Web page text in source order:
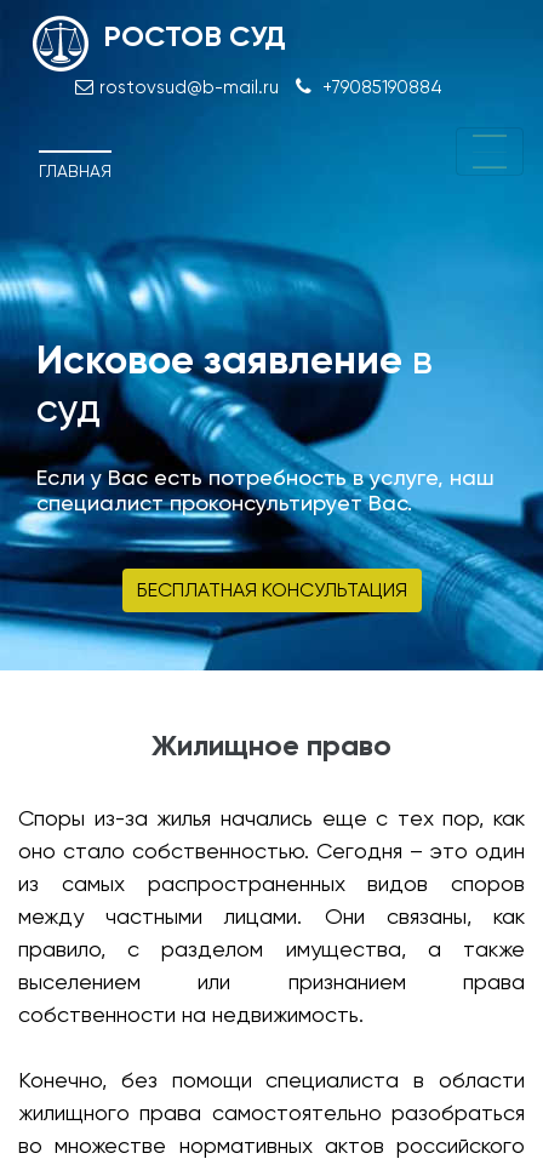
РОСТОВ СУД
rostovsud@b-mail.ru +79085190884
ГЛАВНАЯ
Исковое заявление в
суд
Если у Вас есть потребность в услуге, наш
специалист проконсультирует Вас.
БЕСПЛАТНАЯ КОНСУЛЬТАЦИЯ
Жилищное право
Споры из-за жилья начались еще с тех пор, как
оно стало собственностью. Сегодня – это один
из самых распространенных видов споров
между частными лицами. Они связаны, как
правило, с разделом имущества, а также
выселением или признанием права
собственности на недвижимость.
Конечно, без помощи специалиста в области
жилищного права самостоятельно разобраться
во множестве нормативных актов российского